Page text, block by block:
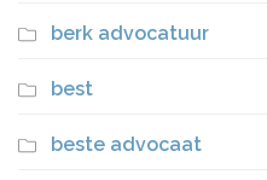
berk advocatuur
best
beste advocaat